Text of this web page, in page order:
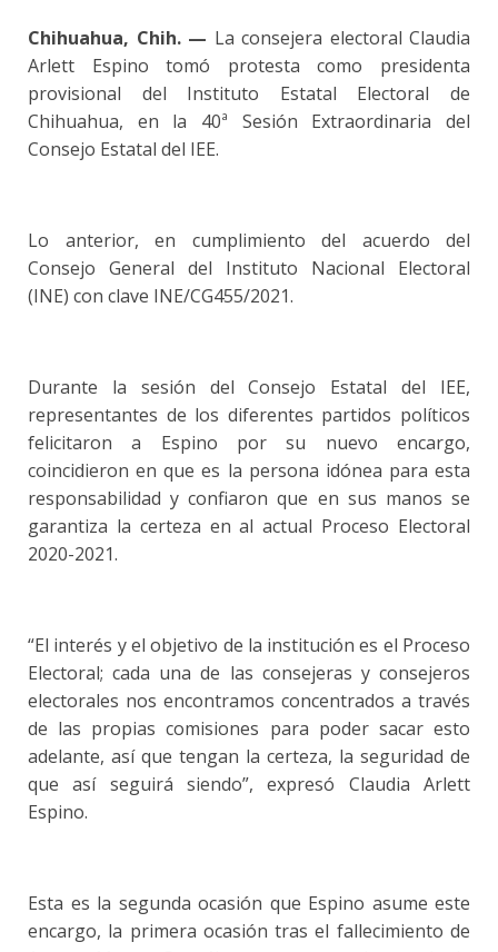
Chihuahua, Chih. — La consejera electoral Claudia
Arlett Espino tomó protesta como presidenta
provisional del Instituto Estatal Electoral de
Chihuahua, en la 40ª Sesión Extraordinaria del
Consejo Estatal del IEE.
Lo anterior, en cumplimiento del acuerdo del
Consejo General del Instituto Nacional Electoral
(INE) con clave INE/CG455/2021.
Durante la sesión del Consejo Estatal del IEE,
representantes de los diferentes partidos políticos
felicitaron a Espino por su nuevo encargo,
coincidieron en que es la persona idónea para esta
responsabilidad y confiaron que en sus manos se
garantiza la certeza en al actual Proceso Electoral
2020-2021.
“El interés y el objetivo de la institución es el Proceso
Electoral; cada una de las consejeras y consejeros
electorales nos encontramos concentrados a través
de las propias comisiones para poder sacar esto
adelante, así que tengan la certeza, la seguridad de
que así seguirá siendo”, expresó Claudia Arlett
Espino.
Esta es la segunda ocasión que Espino asume este
encargo, la primera ocasión tras el fallecimiento de